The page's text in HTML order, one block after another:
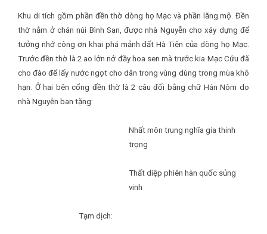
Khu di tích gồm phần đền thờ dòng họ Mạc và phần lăng mộ. Đền
thờ nằm ở chân núi Bình San, được nhà Nguyễn cho xây dựng để
tưởng nhớ công ơn khai phá mảnh đất Hà Tiên của dòng họ Mạc.
Trước đền thờ là 2 ao lớn nở đầy hoa sen mà trước kia Mạc Cửu đã
cho đào để lấy nước ngọt cho dân trong vùng dùng trong mùa khô
hạn. Ở hai bên cổng đền thờ là 2 câu đối bằng chữ Hán Nôm do
nhà Nguyễn ban tặng:
Nhất môn trung nghĩa gia thinh
trọng
Thất diệp phiên hàn quốc sủng
vinh
Tạm dịch: